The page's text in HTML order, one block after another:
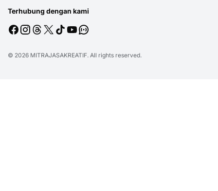
Terhubung dengan kami
© 2026 MITRAJASAKREATIF. All rights reserved.